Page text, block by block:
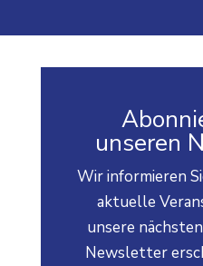
unseren
Wir informieren
aktuelle
unsere
Newsletter